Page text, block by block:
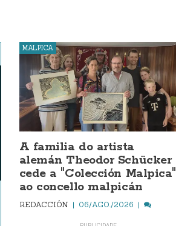
MALPICA
A familia do artista
alemán Theodor Schücker
cede a "Colección Malpica"
ao concello malpicán
REDACCIÓN 06/AGO./2026